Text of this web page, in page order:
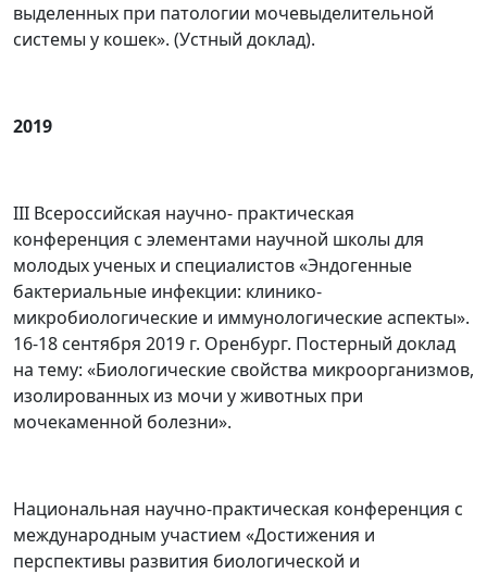
выделенных при патологии мочевыделительной
системы у кошек». (Устный доклад).
2019
III Всероссийская научно- практическая
конференция с элементами научной школы для
молодых ученых и специалистов «Эндогенные
бактериальные инфекции: клинико-
микробиологические и иммунологические аспекты».
16-18 сентября 2019 г. Оренбург. Постерный доклад
на тему: «Биологические свойства микроорганизмов,
изолированных из мочи у животных при
мочекаменной болезни».
Национальная научно-практическая конференция с
международным участием «Достижения и
перспективы развития биологической и